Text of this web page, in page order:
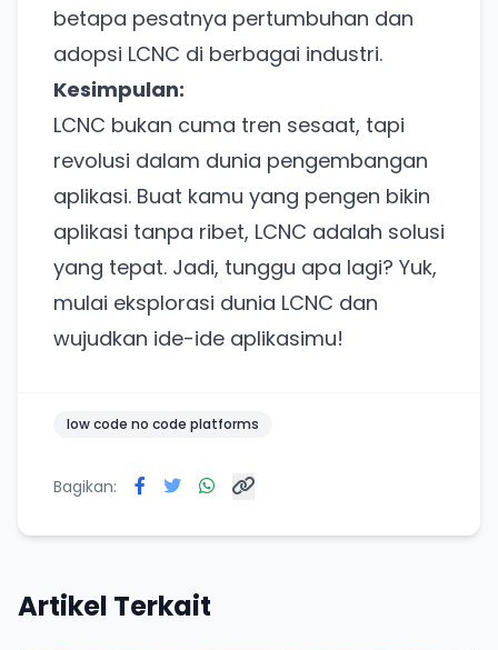
betapa pesatnya pertumbuhan dan
adopsi LCNC di berbagai industri.
Kesimpulan:
LCNC bukan cuma tren sesaat, tapi
revolusi dalam dunia pengembangan
aplikasi. Buat kamu yang pengen bikin
aplikasi tanpa ribet, LCNC adalah solusi
yang tepat. Jadi, tunggu apa lagi? Yuk,
mulai eksplorasi dunia LCNC dan
wujudkan ide-ide aplikasimu!
low code no code platforms
Bagikan:
Artikel Terkait
Ada Website Baru!
Khusus untuk kamu yang mau coba
Punya website SMM baru nih! Coba BulkFame
untuk pengalaman lebih baik.